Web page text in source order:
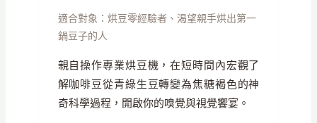
適合對象：烘豆零經驗者、渴望親手烘出第一
鍋豆子的人
親自操作專業烘豆機，在短時間內宏觀了
解咖啡豆從青綠生豆轉變為焦糖褐色的神
奇科學過程，開啟你的嗅覺與視覺饗宴。